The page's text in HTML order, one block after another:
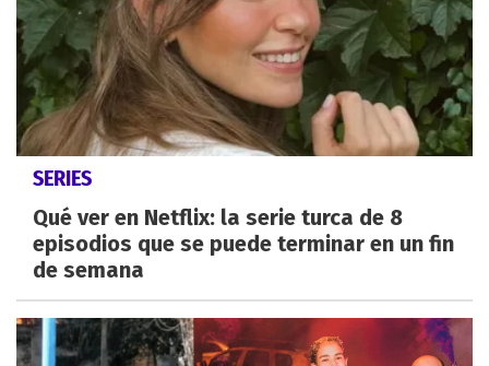
SERIES
Qué ver en Netflix: la serie turca de 8
episodios que se puede terminar en un fin
de semana